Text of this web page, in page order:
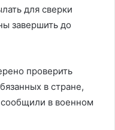
для сверки
завершить до
проверить
в стране,
в военном